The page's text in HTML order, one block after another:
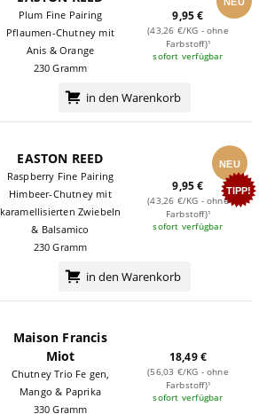
Plum Fine Pairing
Pflaumen-Chutney mit
Anis & Orange
230 Gramm
9,95 €
(43,26 €/KG - ohne
Farbstoff)¹
sofort verfügbar
in den Warenkorb
NEU
TIPP!
EASTON REED
Raspberry Fine Pairing
Himbeer-Chutney mit
karamellisierten Zwiebeln
& Balsamico
230 Gramm
9,95 €
(43,26 €/KG - ohne
Farbstoff)¹
sofort verfügbar
in den Warenkorb
Maison Francis
Miot
Chutney Trio Feigen,
Mango & Paprika
330 Gramm
18,49 €
(56,03 €/KG - ohne
Farbstoff)¹
sofort verfügbar